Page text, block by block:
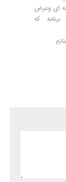
ای وعرض
که